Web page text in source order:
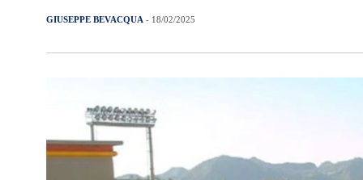
GIUSEPPE BEVACQUA - 18/02/2025